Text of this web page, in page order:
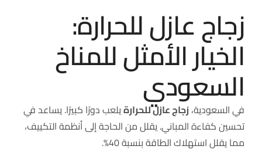
زجاج عازل للحرارة:
الخيار الأمثل للمناخ
السعودي
في السعودية، زجاج عازل للحرارةيلعب دورًا كبيرًا. يساعد في
تحسين كفاءة المباني. يقلل من الحاجة إلى أنظمة التكييف،
مما يقلل استهلاك الطاقة بنسبة 40%.